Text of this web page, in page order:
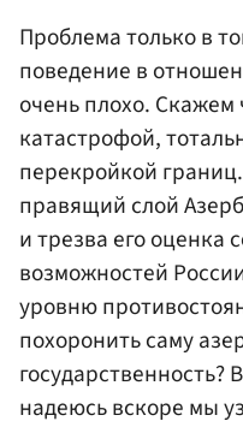
Проблема только в
поведение в
очень плохо. Скажем
катастрофой,
перекройкой
правящий слой
и трезва его оценка
возможностей
уровню
похоронить саму
надеюсь вскоре мы